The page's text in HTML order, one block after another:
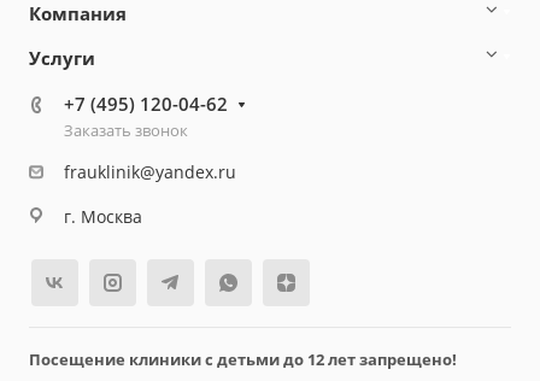
Компания
Услуги
+7 (495) 120-04-62
Заказать звонок
frauklinik@yandex.ru
г. Москва
Посещение клиники с детьми до 12 лет запрещено!